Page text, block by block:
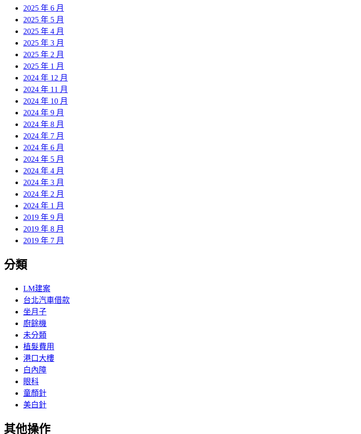
2025 年 6 月
2025 年 5 月
2025 年 4 月
2025 年 3 月
2025 年 2 月
2025 年 1 月
2024 年 12 月
2024 年 11 月
2024 年 10 月
2024 年 9 月
2024 年 8 月
2024 年 7 月
2024 年 6 月
2024 年 5 月
2024 年 4 月
2024 年 3 月
2024 年 2 月
2024 年 1 月
2019 年 9 月
2019 年 8 月
2019 年 7 月
分類
LM建案
台北汽車借款
坐月子
廚餘機
未分類
植髮費用
港口大樓
白內障
眼科
童顏針
美白針
其他操作